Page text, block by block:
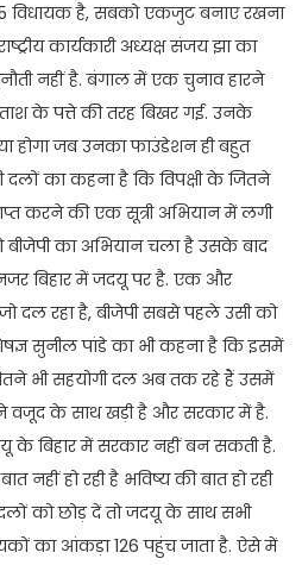
विधायक है, सबको एकजुट बनाए रखना
कार्यकारी अध्यक्ष संजय झा का
नहीं है. बंगाल में एक चुनाव हारने
ताश के पत्ते की तरह बिखर गई. उनके
होगा जब उनका फाउंडेशन ही बहुत
दलों का कहना है कि विपक्षी के जितने
करने की एक सूत्री अभियान में लगी
बीजेपी का अभियान चला है उसके बाद
बिहार में जदयू पर है. एक और
दल रहा है, बीजेपी सबसे पहले उसी को
सुनील पांडे का भी कहना है कि इसमें
भी सहयोगी दल अब तक रहे हैं उसमें
वजूद के साथ खड़ी है और सरकार में है.
के बिहार में सरकार नहीं बन सकती है.
हो रही है भविष्य की बात हो रही
दलों को छोड़ दें तो जदयू के साथ सभी
का आंकड़ा 126 पहुंच जाता है. ऐसे में